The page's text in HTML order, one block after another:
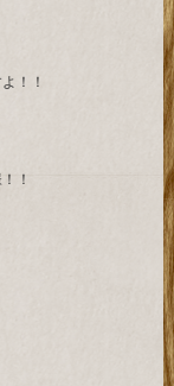
！！
！